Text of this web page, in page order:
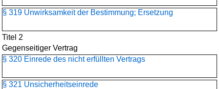
§ 319 Unwirksamkeit der Bestimmung; Ersetzung
Titel 2
Gegenseitiger Vertrag
§ 320 Einrede des nicht erfüllten Vertrags
§ 321 Unsicherheitseinrede